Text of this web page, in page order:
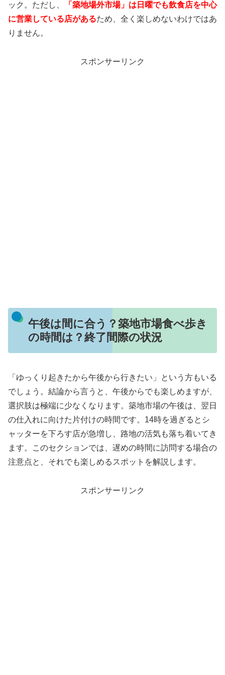
ック。ただし、
「築地場外市場」は日曜でも飲食店を中心
に営業している店があるため、全く楽しめないわけではあ
りません。
スポンサーリンク
午後は間に合う？築地市場食べ歩き
の時間は？終了間際の状況
「ゆっくり起きたから午後から行きたい」という方もいる
でしょう。結論から言うと、午後からでも楽しめますが、
選択肢は極端に少なくなります。築地市場の午後は、翌日
の仕入れに向けた片付けの時間です。14時を過ぎるとシ
ャッターを下ろす店が急増し、路地の活気も落ち着いてき
ます。このセクションでは、遅めの時間に訪問する場合の
注意点と、それでも楽しめるスポットを解説します。
スポンサーリンク